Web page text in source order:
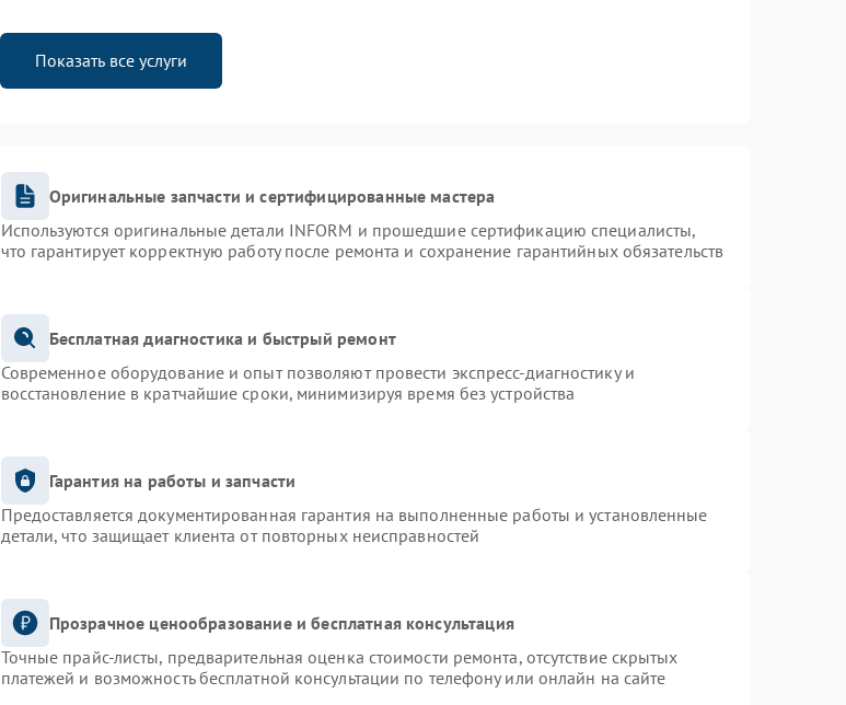
Показать все услуги
Оригинальные запчасти и сертифицированные мастера
Используются оригинальные детали INFORM и прошедшие сертификацию специалисты,
что гарантирует корректную работу после ремонта и сохранение гарантийных обязательств
Бесплатная диагностика и быстрый ремонт
Современное оборудование и опыт позволяют провести экспресс-диагностику и
восстановление в кратчайшие сроки, минимизируя время без устройства
Гарантия на работы и запчасти
Предоставляется документированная гарантия на выполненные работы и установленные
детали, что защищает клиента от повторных неисправностей
Прозрачное ценообразование и бесплатная консультация
Точные прайс-листы, предварительная оценка стоимости ремонта, отсутствие скрытых
платежей и возможность бесплатной консультации по телефону или онлайн на сайте